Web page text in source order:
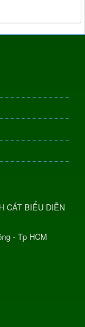
CÁT BIỂU DIỄN
- Tp HCM